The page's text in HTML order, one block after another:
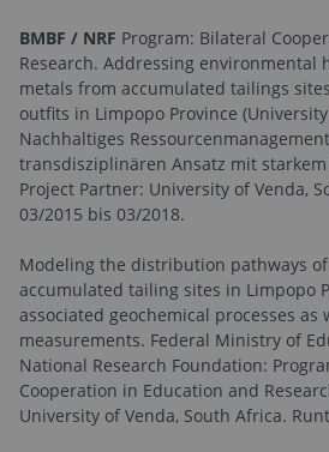
BMBF / NRF Program: Bilateral
Research. Addressing environmental
metals from accumulated tailings
outfits in Limpopo Province
Nachhaltiges
transdisziplinären Ansatz mit
Project Partner: University of Venda,
03/2015 bis 03/2018.
Modeling the distribution pathways
accumulated tailing sites in Limpopo
associated geochemical processes as
measurements. Federal Ministry of
National Research Foundation:
Cooperation in Education and
University of Venda, South Africa.